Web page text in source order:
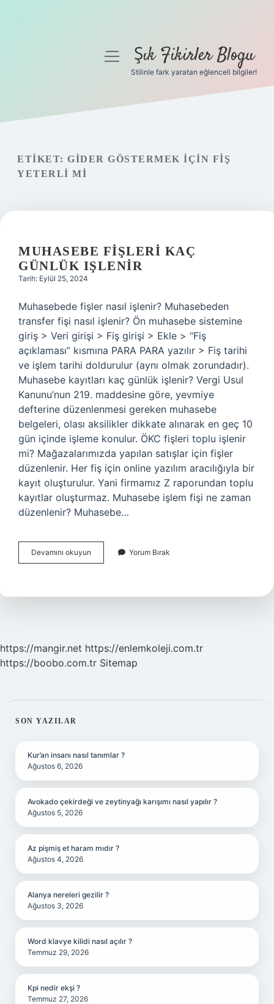
Gizlilik Politikası
Hakkımızda
menüyüŞık Fikirler Blogu
Stilinle fark yaratan eğlenceli bilgiler!
ETIKET: GIDER GÖSTERMEK IÇIN FIŞ
YETERLI MI
MUHASEBE FIŞLERI KAÇ
GÜNLÜK IŞLENIR
Tarih: Eylül 25, 2024
Muhasebede fişler nasıl işlenir? Muhasebeden
transfer fişi nasıl işlenir? Ön muhasebe sistemine
giriş > Veri girişi > Fiş girişi > Ekle > “Fiş
açıklaması” kısmına PARA PARA yazılır > Fiş tarihi
ve işlem tarihi doldurulur (aynı olmak zorundadır).
Muhasebe kayıtları kaç günlük işlenir? Vergi Usul
Kanunu’nun 219. maddesine göre, yevmiye
defterine düzenlenmesi gereken muhasebe
belgeleri, olası aksilikler dikkate alınarak en geç 10
gün içinde işleme konulur. ÖKC fişleri toplu işlenir
mi? Mağazalarımızda yapılan satışlar için fişler
düzenlenir. Her fiş için online yazılım aracılığıyla bir
kayıt oluşturulur. Yani firmamız Z raporundan toplu
kayıtlar oluşturmaz. Muhasebe işlem fişi ne zaman
düzenlenir? Muhasebe…
Devamını okuyun Muhasebe
Fişleri
Işlenir
Yorum Bırak
https://mangir.net https://enlemkoleji.com.tr
https://boobo.com.tr Sitemap
SIDEBAR
SON YAZILAR
Kur’an insanı nasıl tanımlar ?
Ağustos 6, 2026
Avokado çekirdeği ve zeytinyağı karışımı nasıl yapılır ?
Ağustos 5, 2026
Az pişmiş et haram mıdır ?
Ağustos 4, 2026
Alanya nereleri gezilir ?
Ağustos 3, 2026
Word klavye kilidi nasıl açılır ?
Temmuz 29, 2026
Kpi nedir ekşi ?
Temmuz 27, 2026